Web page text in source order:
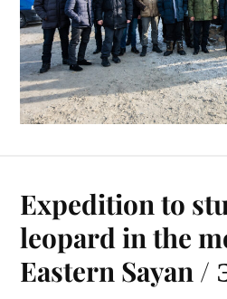
Expedition to
leopard in the
Eastern Sayan /